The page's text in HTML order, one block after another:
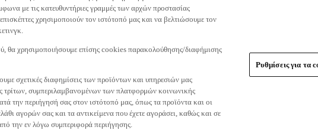
με τις κατευθυντήριες γραμμές των αρχών προστασίας
χρησιμοποιούν τον ιστότοπό μας και να βελτιώσουμε τον
θα χρησιμοποιήσουμε επίσης cookies παρακολούθησης/διαφήμισης
σχετικές διαφημίσεις των προϊόντων και υπηρεσιών μας
τρίτων, συμπεριλαμβανομένων των πλατφορμών κοινωνικής
την περιήγησή σας στον ιστότοπό μας, όπως τα προϊόντα και οι
αγορών σας και τα αντικείμενα που έχετε αγοράσει, καθώς και σε
την εν λόγω συμπεριφορά περιήγησης.
Ρυθμίσεις για τα